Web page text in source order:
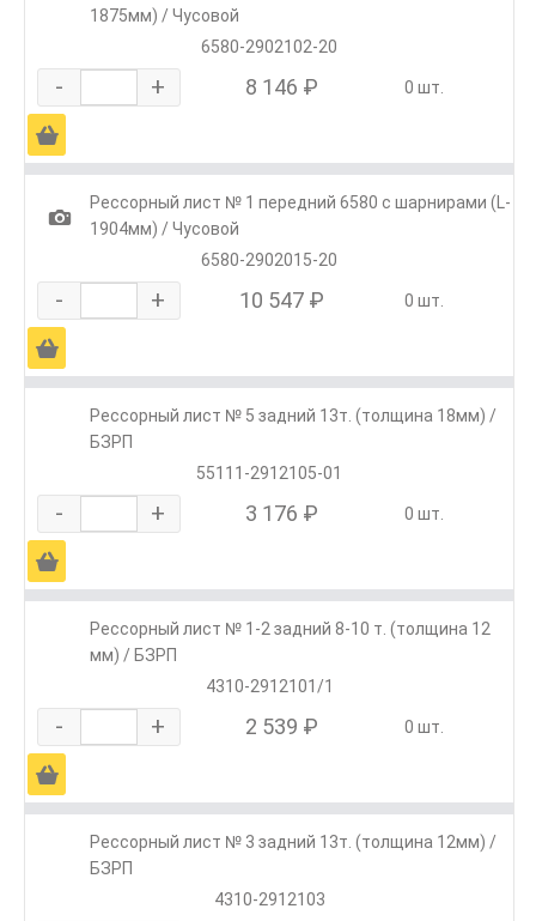
1875мм) / Чусовой
6580-2902102-20
- + 8 146 ₽ 0 шт.
Ä
1
Рессорный лист № 1 передний 6580 с шарнирами (L-
1904мм) / Чусовой
6580-2902015-20
- + 10 547 ₽ 0 шт.
Ä
Рессорный лист № 5 задний 13т. (толщина 18мм) /
БЗРП
55111-2912105-01
- + 3 176 ₽ 0 шт.
Ä
Рессорный лист № 1-2 задний 8-10 т. (толщина 12
мм) / БЗРП
4310-2912101/1
- + 2 539 ₽ 0 шт.
Ä
Рессорный лист № 3 задний 13т. (толщина 12мм) /
БЗРП
4310-2912103